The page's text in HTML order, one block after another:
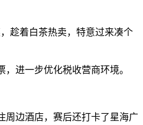
趁着白茶热卖，特意过来凑个
进一步优化税收营商环境。
周边酒店，赛后还打卡了星海广